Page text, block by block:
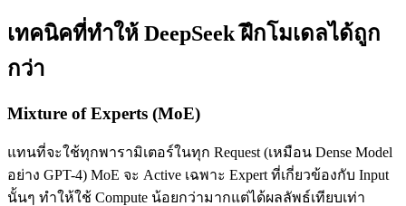
เทคนิคที่ทำให้ DeepSeek ฝึกโมเดลได้ถูก
กว่า
Mixture of Experts (MoE)
แทนที่จะใช้ทุกพารามิเตอร์ในทุก Request (เหมือน Dense Model
อย่าง GPT-4) MoE จะ Active เฉพาะ Expert ที่เกี่ยวข้องกับ Input
นั้นๆ ทำให้ใช้ Compute น้อยกว่ามากแต่ได้ผลลัพธ์เทียบเท่า